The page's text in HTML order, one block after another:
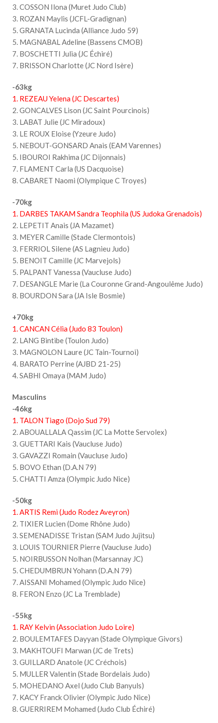
3. COSSON Ilona (Muret Judo Club)
3. ROZAN Maylis (JCFL-Gradignan)
5. GRANATA Lucinda (Alliance Judo 59)
5. MAGNABAL Adeline (Bassens CMOB)
7. BOSCHETTI Julia (JC Échiré)
7. BRISSON Charlotte (JC Nord Isère)
-63kg
1. REZEAU Yelena (JC Descartes)
2. GONCALVES Lison (JC Saint Pourcinois)
3. LABAT Julie (JC Miradoux)
3. LE ROUX Eloise (Yzeure Judo)
5. NEBOUT-GONSARD Anais (EAM Varennes)
5. IBOUROI Rakhima (JC Dijonnais)
7. FLAMENT Carla (US Dacquoise)
8. CABARET Naomi (Olympique C Troyes)
-70kg
1. DARBES TAKAM Sandra Teophila (US Judoka Grenadois)
2. LEPETIT Anais (JA Mazamet)
3. MEYER Camille (Stade Clermontois)
3. FERRIOL Silene (AS Lagnieu Judo)
5. BENOIT Camille (JC Marvejols)
5. PALPANT Vanessa (Vaucluse Judo)
7. DESANGLE Marie (La Couronne Grand-Angoulême Judo)
8. BOURDON Sara (JA Isle Bosmie)
+70kg
1. CANCAN Célia (Judo 83 Toulon)
2. LANG Bintibe (Toulon Judo)
3. MAGNOLON Laure (JC Tain-Tournoi)
4. BARATO Perrine (AJBD 21-25)
4. SABHI Omaya (MAM Judo)
Masculins
-46kg
1. TALON Tiago (Dojo Sud 79)
2. ABOUALLALA Qassim (JC La Motte Servolex)
3. GUETTARI Kais (Vaucluse Judo)
3. GAVAZZI Romain (Vaucluse Judo)
5. BOVO Ethan (D.A.N 79)
5. CHATTI Amza (Olympic Judo Nice)
-50kg
1. ARTIS Remi (Judo Rodez Aveyron)
2. TIXIER Lucien (Dome Rhône Judo)
3. SEMENADISSE Tristan (SAM Judo Jujitsu)
3. LOUIS TOURNIER Pierre (Vaucluse Judo)
5. NOIRBUSSON Nolhan (Marsannay JC)
5. CHEDUMBRUN Yohann (D.A.N 79)
7. AISSANI Mohamed (Olympic Judo Nice)
8. FERON Enzo (JC La Tremblade)
-55kg
1. RAY Kelvin (Association Judo Loire)
2. BOULEMTAFES Dayyan (Stade Olympique Givors)
3. MAKHTOUFI Marwan (JC de Trets)
3. GUILLARD Anatole (JC Créchois)
5. MULLER Valentin (Stade Bordelais Judo)
5. MOHEDANO Axel (Judo Club Banyuls)
7. KACY Franck Olivier (Olympic Judo Nice)
8. GUERRIREM Mohamed (Judo Club Échiré)